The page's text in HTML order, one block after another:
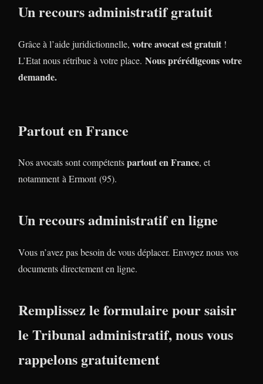
Un recours administratif gratuit
Grâce à l’aide juridictionnelle, votre avocat est gratuit !
L’Etat nous rétribue à votre place. Nous prérédigeons votre
demande.
Partout en France
Nos avocats sont compétentspartout en France, et
notamment à Ermont (95).
Un recours administratif en ligne
Vous n’avez pas besoin de vous déplacer. Envoyez nous vos
documents directement en ligne.
Remplissez le formulaire pour saisir
le Tribunal administratif, nous vous
rappelons gratuitement